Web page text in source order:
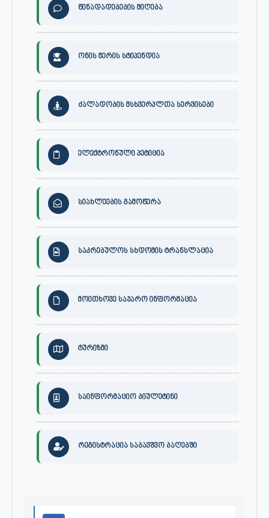
წინადადებების მიღება
ონის მერის სტიპენდია
ძალადობის მსხვერპლთა სერვისები
ელექტრონული პეტიცია
სიახლეების გამოწერა
საკრებულოს სხდომის ტრანსლაცია
მოითხოვე საჯარო ინფორმაცია
ტურიზმი
საინფორმაციო ბიულეტინი
რეგისტრაცია საბავშვო ბაღებში